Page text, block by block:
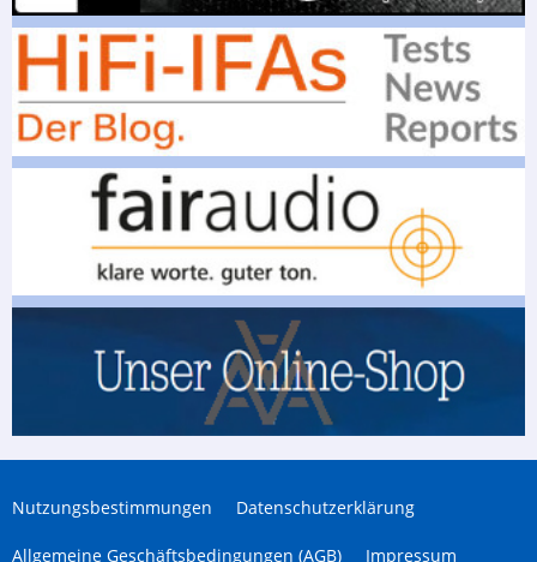
Nutzungsbestimmungen Datenschutzerklärung
Allgemeine Geschäftsbedingungen (AGB) Impressum